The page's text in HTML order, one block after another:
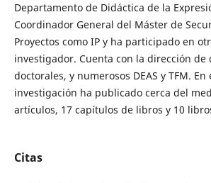
Departamento de Didáctica de la
Coordinador General del Máster de
Proyectos como IP y ha participado en
investigador. Cuenta con la dirección de
doctorales, y numerosos DEAS y TFM.
investigación ha publicado cerca del
artículos, 17 capítulos de libros y 10
Citas